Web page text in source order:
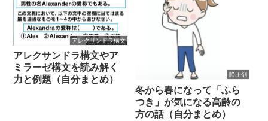
アレクサンドラ構文
アレクサンドラ構文やア
ミラーゼ構文を読み解く
力と例題（自分まとめ）
降圧剤
冬から春になって「ふら
つき」が気になる高齢の
方の話（自分まとめ）